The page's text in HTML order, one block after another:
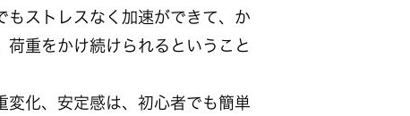
もストレスなく加速ができて、か
重をかけ続けられるということ
変化、安定感は、初心者でも簡単